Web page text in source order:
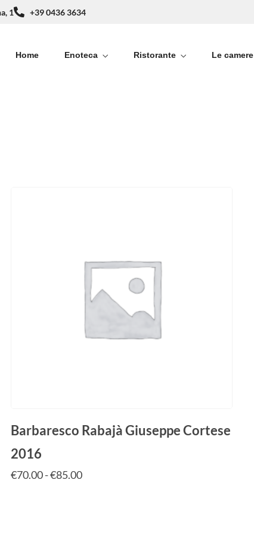
1 +39 0436 3634
Home Enoteca Ristorante Le camere
Barbaresco Rabajà Giuseppe Cortese
2016
€70.00-€85.00